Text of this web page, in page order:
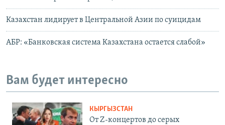
Казахстан лидирует в Центральной Азии по суицидам
АБР: «Банковская система Казахстана остается слабой»
Вам будет интересно
КЫРГЫЗСТАН
От Z-концертов до серых